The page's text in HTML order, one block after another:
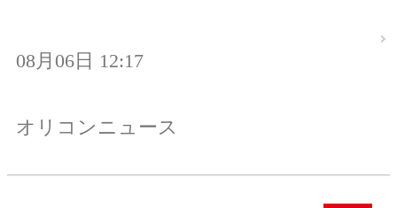
08月06日 12:17
オリコンニュース